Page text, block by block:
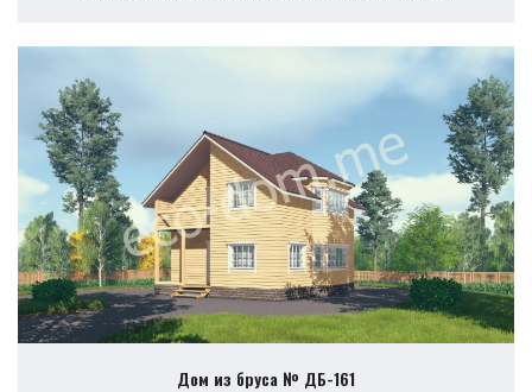
Дом из бруса № ДБ-161